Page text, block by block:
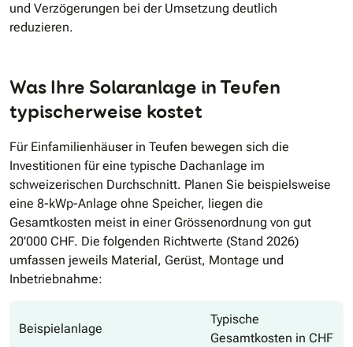
und Verzögerungen bei der Umsetzung deutlich
reduzieren.
Was Ihre Solaranlage in Teufen
typischerweise kostet
Für Einfamilienhäuser in Teufen bewegen sich die
Investitionen für eine typische Dachanlage im
schweizerischen Durchschnitt. Planen Sie beispielsweise
eine 8-kWp-Anlage ohne Speicher, liegen die
Gesamtkosten meist in einer Grössenordnung von gut
20'000 CHF. Die folgenden Richtwerte (Stand 2026)
umfassen jeweils Material, Gerüst, Montage und
Inbetriebnahme:
Beispielanlage
Typische
Gesamtkosten in CHF